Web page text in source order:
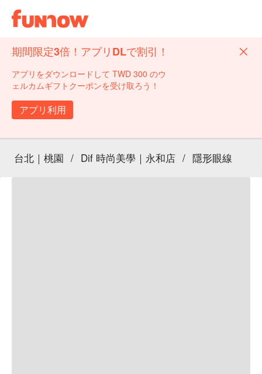
期間限定3倍！アプリDLで割引！
アプリをダウンロードして TWD 300 のウ
ェルカムギフトクーポンを受け取ろう！
アプリ利用
台北｜桃園 / Dif 時尚美學｜永和店 / 隱形眼線